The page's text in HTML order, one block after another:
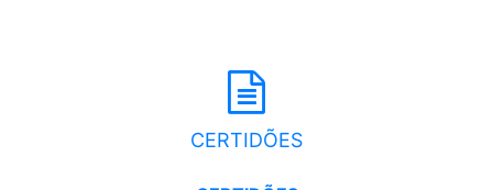
CERTIDÕES